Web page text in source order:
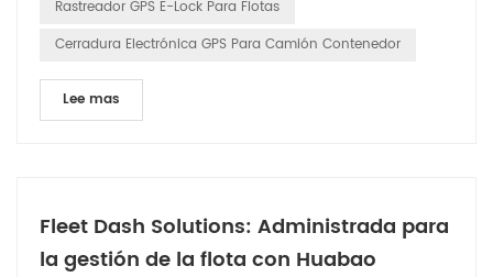
Rastreador GPS E-Lock Para Flotas
Cerradura Electrónica GPS Para Camión Contenedor
Lee mas
Fleet Dash Solutions: Administrada para
la gestión de la flota con Huabao